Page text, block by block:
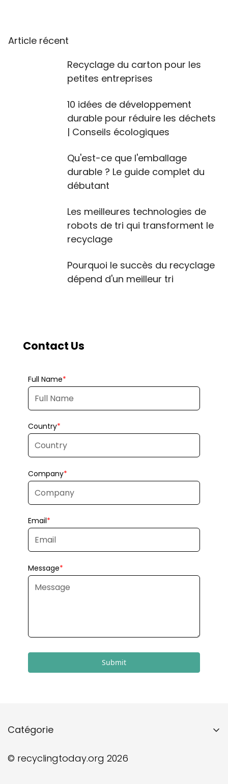
Article récent
Recyclage du carton pour les
petites entreprises
10 idées de développement
durable pour réduire les déchets
| Conseils écologiques
Qu'est-ce que l'emballage
durable ? Le guide complet du
débutant
Les meilleures technologies de
robots de tri qui transforment le
recyclage
Pourquoi le succès du recyclage
dépend d'un meilleur tri
Submit
Catégorie
Guide de recyclage
© recyclingtoday.org 2026